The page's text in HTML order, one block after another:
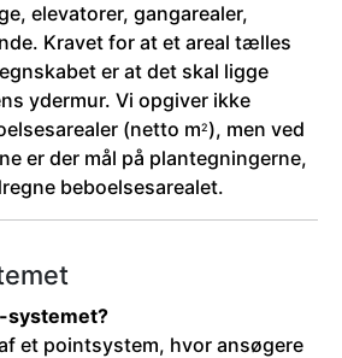
elevatorer, gangarealer,
Kravet for at et areal tælles
er at det skal ligge
ydermur. Vi opgiver ikke
(netto m2), men ved
er der mål på plantegningerne,
beboelsesarealet.
systemet?
et pointsystem, hvor ansøgere